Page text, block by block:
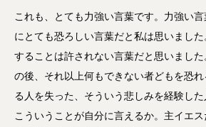
これも、とても力強い言葉です。力強い
にとても恐ろしい言葉だと私は思いまし
することは許されない言葉だと思いまし
の後、それ以上何もできない者どもを恐
る人を失った、そういう悲しみを経験した
こういうことが自分に言えるか。主イエ